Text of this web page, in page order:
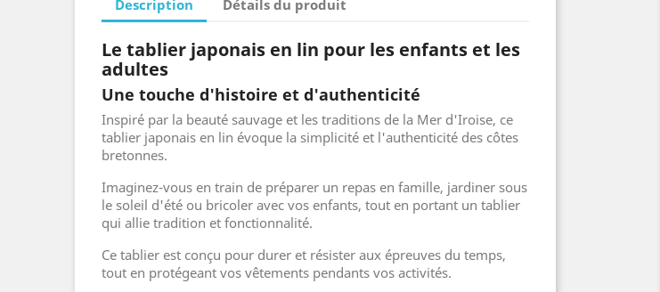
Description Détails du produit
Le tablier japonais en lin pour les enfants et les
adultes
Une touche d'histoire et d'authenticité
Inspiré par la beauté sauvage et les traditions de la Mer d'Iroise, ce
tablier japonais en lin évoque la simplicité et l'authenticité des côtes
bretonnes.
Imaginez-vous en train de préparer un repas en famille, jardiner sous
le soleil d'été ou bricoler avec vos enfants, tout en portant un tablier
qui allie tradition et fonctionnalité.
Ce tablier est conçu pour durer et résister aux épreuves du temps,
tout en protégeant vos vêtements pendants vos activités.